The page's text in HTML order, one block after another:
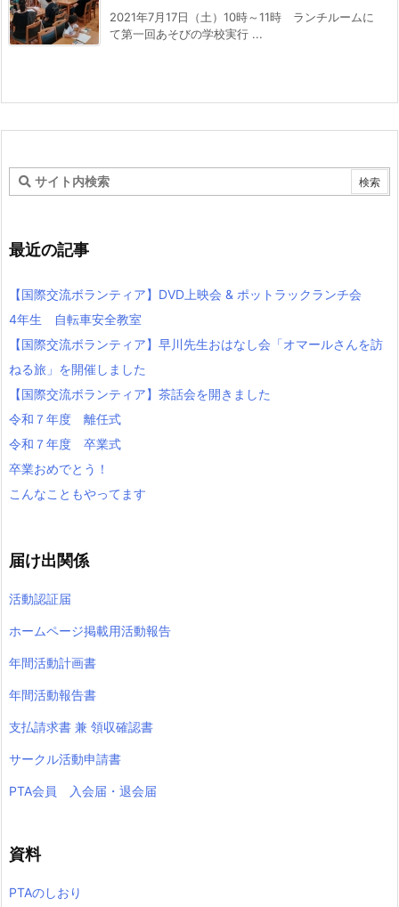
2021年7月17日（土）10時～11時 ランチルームに
て第一回あそびの学校実行 ...
最近の記事
【国際交流ボランティア】DVD上映会 & ポットラックランチ会
4年生 自転車安全教室
【国際交流ボランティア】早川先生おはなし会「オマールさんを訪
ねる旅」を開催しました
【国際交流ボランティア】茶話会を開きました
令和７年度 離任式
令和７年度 卒業式
卒業おめでとう！
こんなこともやってます
届け出関係
活動認証届
ホームページ掲載用活動報告
年間活動計画書
年間活動報告書
支払請求書 兼 領収確認書
サークル活動申請書
PTA会員 入会届・退会届
資料
PTAのしおり